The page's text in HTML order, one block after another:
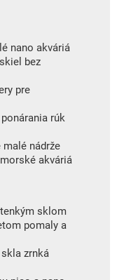
nano akváriá
bez
pre
rúk
nádrže
akváriá
sklom
pomaly a
zrnká